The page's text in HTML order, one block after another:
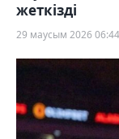
жеткізді
29 маусым 2026 06:44